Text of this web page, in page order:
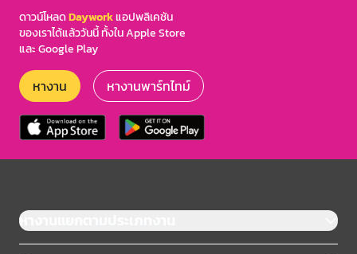
ดาวน์โหลดDayworkแอปพลิเคชัน
ของเราได้แล้ววันนี้ ทั้งใน Apple Store
และ Google Play
หางาน หางานพาร์ทไทม์
หางานแยกตามประเภทงาน